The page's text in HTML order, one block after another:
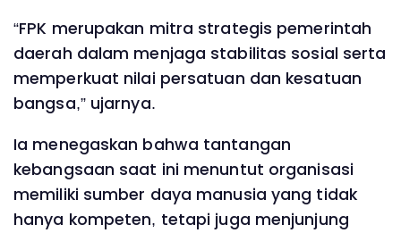
“FPK merupakan mitra strategis pemerintah
daerah dalam menjaga stabilitas sosial serta
memperkuat nilai persatuan dan kesatuan
bangsa,” ujarnya.
Ia menegaskan bahwa tantangan
kebangsaan saat ini menuntut organisasi
memiliki sumber daya manusia yang tidak
hanya kompeten, tetapi juga menjunjung